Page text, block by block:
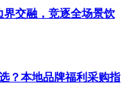
的强大才是吸引人才回
醒的认识。他坦承公司
明对比。
界交融，竞逐全场景饮
？本地品牌福利采购指